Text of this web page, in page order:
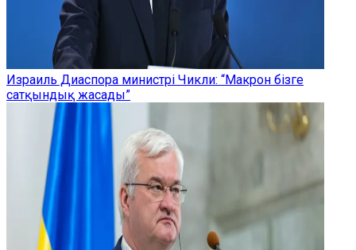
Израиль Диаспора министрі Чикли: “Макрон бізге
сатқындық жасады”